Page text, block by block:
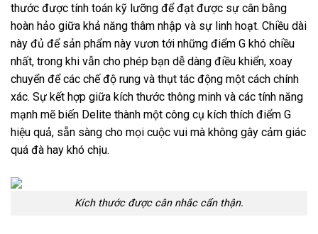
thước được tính toán kỹ lưỡng để đạt được sự cân bằng
hoàn hảo giữa khả năng thâm nhập và sự linh hoạt. Chiều dài
này đủ để sản phẩm này vươn tới những điểm G khó chiều
nhất, trong khi vẫn cho phép bạn dễ dàng điều khiển, xoay
chuyển để các chế độ rung và thụt tác động một cách chính
xác. Sự kết hợp giữa kích thước thông minh và các tính năng
mạnh mẽ biến Delite thành một công cụ kích thích điểm G
hiệu quả, sẵn sàng cho mọi cuộc vui mà không gây cảm giác
quá đà hay khó chịu.
Kích thước được cân nhắc cẩn thận.